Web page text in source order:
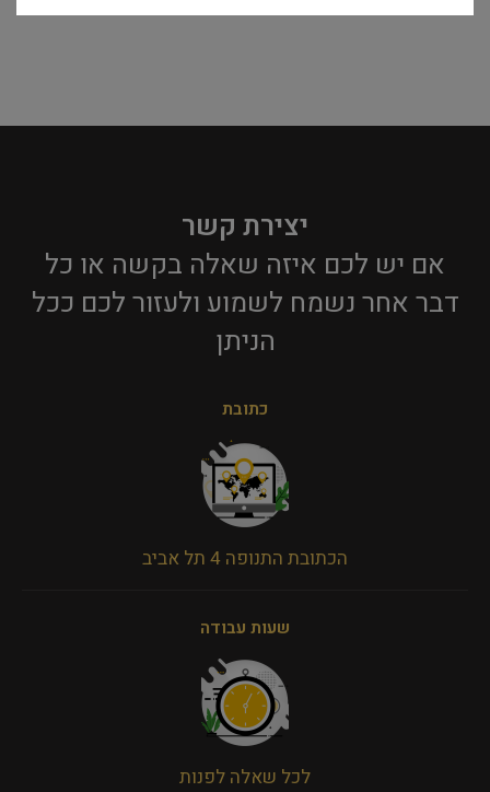
יצירת קשר
אם יש לכם איזה שאלה בקשה או כל
דבר אחר נשמח לשמוע ולעזור לכם ככל
הניתן​
כתובת
הכתובת התנופה 4 תל אביב
שעות עבודה
לכל שאלה לפנות